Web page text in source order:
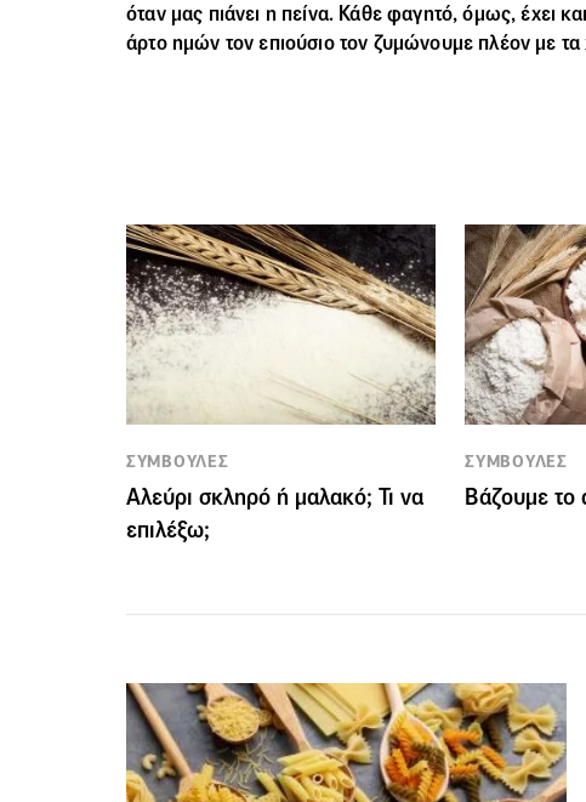
όταν μας πιάνει η πείνα. Κάθε φαγητό, όμως, έχει
άρτο ημών τον επιούσιο τον ζυμώνουμε πλέον με τα
ΣΥΜΒΟΥΛΕΣ
Αλεύρι σκληρό ή μαλακό; Τι να
επιλέξω;
ΣΥΜΒΟΥΛΕΣ
Βάζουμε το